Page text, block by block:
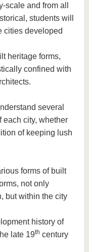
scale and from all
students will
cities developed
heritage forms,
confined with
several
each city, whether
of keeping lush
forms of built
not only
but within the city
history of
late 19th century